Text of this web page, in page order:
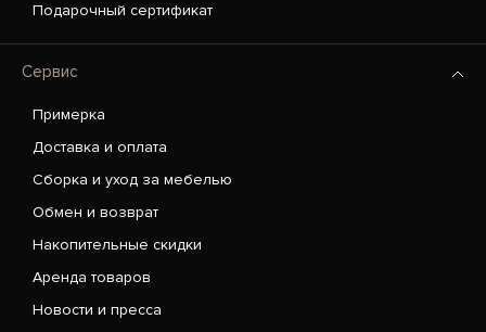
Подарочный сертификат
Сервис
Примерка
Доставка и оплата
Сборка и уход за мебелью
Обмен и возврат
Накопительные скидки
Аренда товаров
Новости и пресса